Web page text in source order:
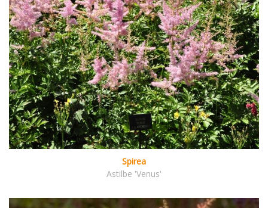
Spirea
Astilbe 'Venus'